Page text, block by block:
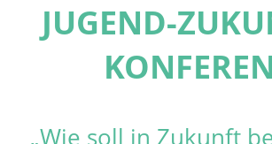
JUGEND-
„Wie soll in Zukunft